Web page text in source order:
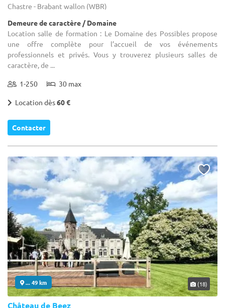
Chastre - Brabant wallon (WBR)
Demeure de caractère / Domaine
Location salle de formation : Le Domaine des Possibles propose
une offre complète pour l’accueil de vos événements
professionnels et privés. Vous y trouverez plusieurs salles de
caractère, de ...
1-250 30 max
Location dès60 €
Contacter
... 49 km (18)
Château de Beez